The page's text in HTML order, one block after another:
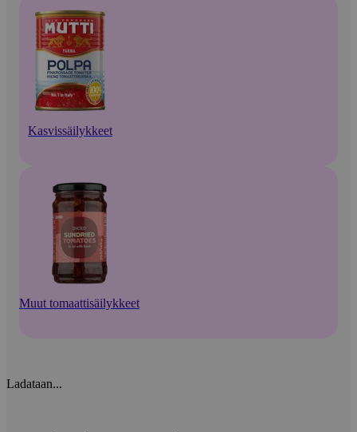
Kasvissäilykkeet
Muut tomaattisäilykkeet
Ladataan...